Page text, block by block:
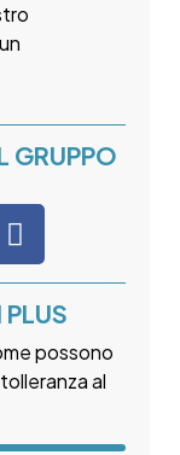
GRUPPO
possono
al